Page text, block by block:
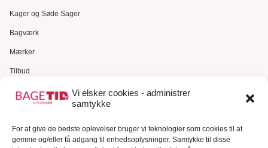
Vi elsker cookies - administrer
samtykke
For at give de bedste oplevelser bruger vi teknologier som cookies til at
gemme og/eller få adgang til enhedsoplysninger. Samtykke til disse
Kager og Søde Sager
Bagværk
Mærker
Tilbud
Gavekort
Kundeservice
Kundeservice